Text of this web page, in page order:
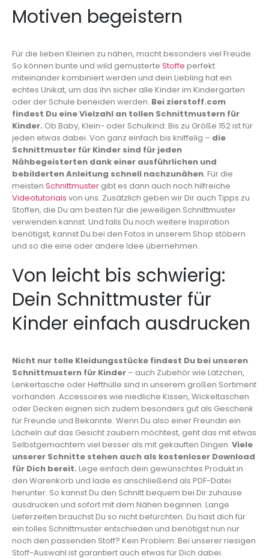
Motiven begeistern
Für die lieben Kleinen zu nähen, macht besonders viel Freude.
So können bunte und wild gemusterte Stoffe perfekt
miteinander kombiniert werden und dein Liebling hat ein
echtes Unikat, um das ihn sicher alle Kinder im Kindergarten
oder der Schule beneiden werden. Bei zierstoff.com
findest Du eine Vielzahl an tollen Schnittmustern für
Kinder. Ob Baby, Klein- oder Schulkind: Bis zu Größe 152 ist für
jeden etwas dabei. Von ganz einfach bis kniffelig – die
Schnittmuster für Kinder sind für jeden
Nähbegeisterten dank einer ausführlichen und
bebilderten Anleitung schnell nachzunähen. Für die
meisten Schnittmuster gibt es dann auch noch hilfreiche
Videotutorials von uns. Zusätzlich geben wir Dir auch Tipps zu
Stoffen, die Du am besten für die jeweiligen Schnittmuster
verwenden kannst. Und falls Du noch weitere Inspiration
benötigst, kannst Du bei den Fotos in unserem Shop stöbern
und so die eine oder andere Idee übernehmen.
Von leicht bis schwierig:
Dein Schnittmuster für
Kinder einfach ausdrucken
Nicht nur tolle Kleidungsstücke findest Du bei unseren
Schnittmustern für Kinder – auch Zubehör wie Lätzchen,
Lenkertasche oder Hefthülle sind in unserem großen Sortiment
vorhanden. Accessoires wie niedliche Kissen, Wickeltaschen
oder Decken eignen sich zudem besonders gut als Geschenk
für Freunde und Bekannte. Wenn Du also einer Freundin ein
Lächeln auf das Gesicht zaubern möchtest, geht das mit etwas
Selbstgemachtem viel besser als mit gekauften Dingen. Viele
unserer Schnitte stehen auch als kostenloser Download
für Dich bereit. Lege einfach dein gewünschtes Produkt in
den Warenkorb und lade es anschließend als PDF-Datei
herunter. So kannst Du den Schnitt bequem bei Dir zuhause
ausdrucken und sofort mit dem Nähen beginnen. Lange
Lieferzeiten brauchst Du so nicht befürchten. Du hast dich für
ein tolles Schnittmuster entschieden und benötigst nun nur
noch den passenden Stoff? Kein Problem: Bei unserer riesigen
Stoff-Auswahl ist garantiert auch etwas für Dich dabei.